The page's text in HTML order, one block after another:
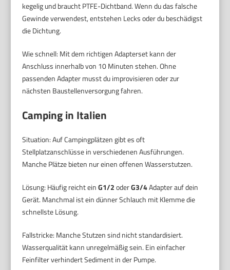
kegelig und braucht PTFE-Dichtband. Wenn du das falsche
Gewinde verwendest, entstehen Lecks oder du beschädigst
die Dichtung.
Wie schnell: Mit dem richtigen Adapterset kann der
Anschluss innerhalb von 10 Minuten stehen. Ohne
passenden Adapter musst du improvisieren oder zur
nächsten Baustellenversorgung fahren.
Camping in Italien
Situation: Auf Campingplätzen gibt es oft
Stellplatzanschlüsse in verschiedenen Ausführungen.
Manche Plätze bieten nur einen offenen Wasserstutzen.
Lösung: Häufig reicht einG1/2oderG3/4Adapter auf dein
Gerät. Manchmal ist ein dünner Schlauch mit Klemme die
schnellste Lösung.
Fallstricke: Manche Stutzen sind nicht standardisiert.
Wasserqualität kann unregelmäßig sein. Ein einfacher
Feinfilter verhindert Sediment in der Pumpe.